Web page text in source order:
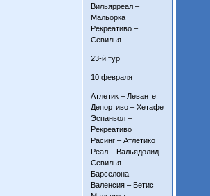
Вильярреал –
Мальорка
Рекреативо –
Севилья
23-й тур
10 февраля
Атлетик – Леванте
Депортиво – Хетафе
Эспаньол –
Рекреативо
Расинг – Атлетико
Реал – Вальядолид
Севилья –
Барселона
Валенсия – Бетис